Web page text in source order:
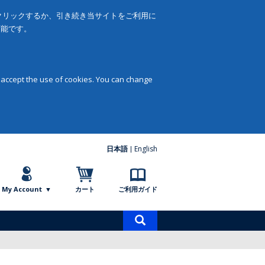
ックするか、引き続き当サイトをご利用に
です。
the use of cookies. You can change
日本語 English
My Account カート ご利用ガイド